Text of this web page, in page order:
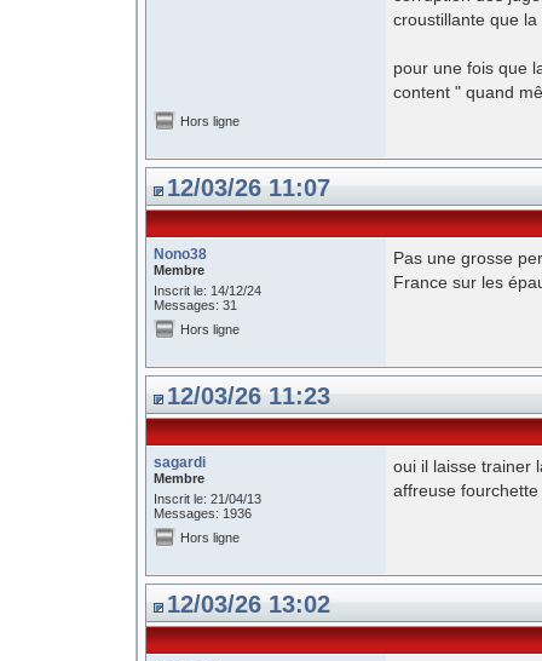
croustillante que la
pour une fois que
content " quand
Hors ligne
12/03/26 11:07
Nono38
Membre
Inscrit le: 14/12/24
Messages: 31
Pas une grosse
France sur les
Hors ligne
12/03/26 11:23
sagardi
Membre
Inscrit le: 21/04/13
Messages: 1936
oui il laisse trainer
affreuse
Hors ligne
12/03/26 13:02